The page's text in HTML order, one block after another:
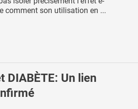
comment son utilisation en ...
DIABÈTE: Un lien